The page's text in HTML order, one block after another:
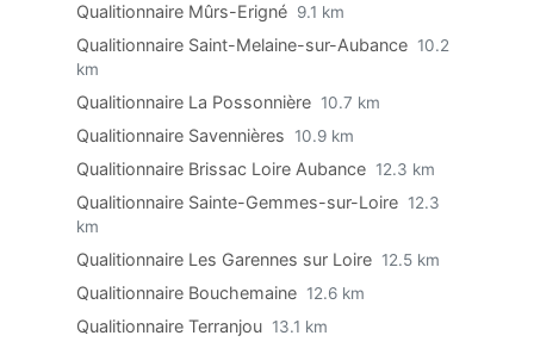
Qualitionnaire Mûrs-Erigné 9.1 km
Qualitionnaire Saint-Melaine-sur-Aubance 10.2
km
Qualitionnaire La Possonnière 10.7 km
Qualitionnaire Savennières 10.9 km
Qualitionnaire Brissac Loire Aubance 12.3 km
Qualitionnaire Sainte-Gemmes-sur-Loire 12.3
km
Qualitionnaire Les Garennes sur Loire 12.5 km
Qualitionnaire Bouchemaine 12.6 km
Qualitionnaire Terranjou 13.1 km